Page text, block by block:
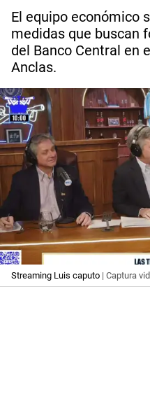
El equipo económico
medidas que buscan
del Banco Central en
Anclas.
Streaming Luis caputo | Captura